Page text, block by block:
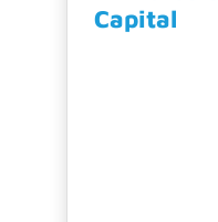
Capital